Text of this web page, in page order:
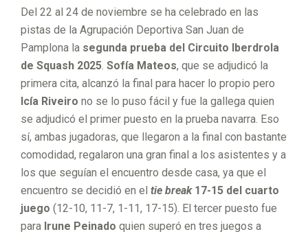
Del 22 al 24 de noviembre se ha celebrado en las
pistas de la Agrupación Deportiva San Juan de
Pamplona la segunda prueba del Circuito Iberdrola
de Squash 2025. Sofía Mateos, que se adjudicó la
primera cita, alcanzó la final para hacer lo propio pero
Icía Riveiro no se lo puso fácil y fue la gallega quien
se adjudicó el primer puesto en la prueba navarra. Eso
sí, ambas jugadoras, que llegaron a la final con bastante
comodidad, regalaron una gran final a los asistentes y a
los que seguían el encuentro desde casa, ya que el
encuentro se decidió en el tie break17-15 del cuarto
juego (12-10, 11-7, 1-11, 17-15). El tercer puesto fue
para Irune Peinado quien superó en tres juegos a